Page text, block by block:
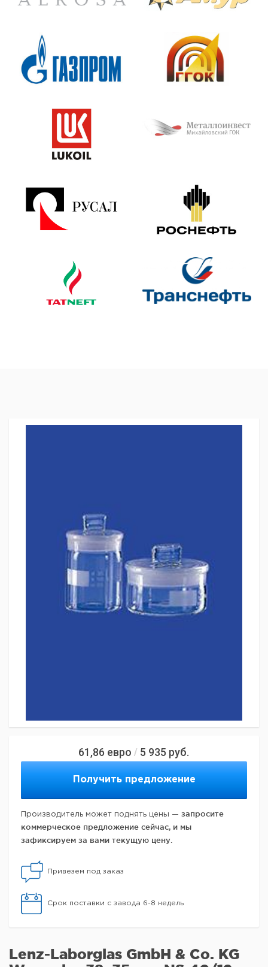
61,86 евро / 5 935 руб.
Получить предложение
Производитель может поднять цены — запросите
коммерческое предложение сейчас, и мы
зафиксируем за вами текущую цену.
Привезем под заказ
Срок поставки с завода 6-8 недель
Lenz-Laborglas GmbH & Co. KG